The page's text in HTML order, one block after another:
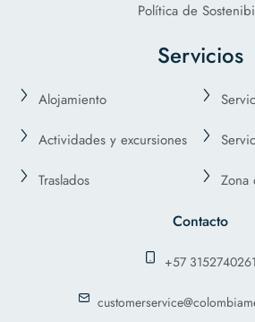
Política de
Servicios
Alojamiento
Actividades y excursiones
Traslados Zona
Contacto
+57 3152740261